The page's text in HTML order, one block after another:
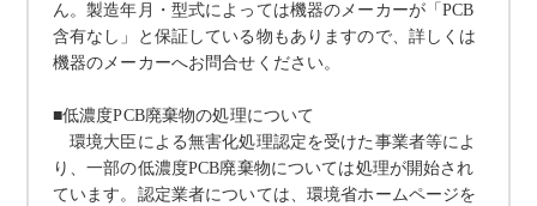
ん。製造年月・型式によっては機器のメーカーが「PCB
含有なし」と保証している物もありますので、詳しくは
機器のメーカーへお問合せください。
■低濃度PCB廃棄物の処理について
環境大臣による無害化処理認定を受けた事業者等によ
り、一部の低濃度PCB廃棄物については処理が開始され
ています。認定業者については、環境省ホームページを